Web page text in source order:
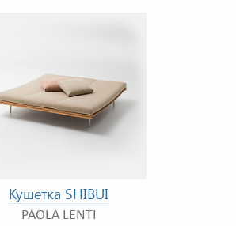
Кушетка SHIBUI
PAOLA LENTI